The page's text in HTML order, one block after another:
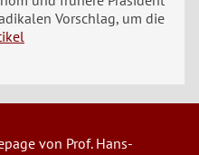
Vorschlag, um die
von Prof. Hans-